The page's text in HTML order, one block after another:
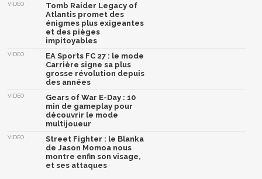
VIDÉO
Tomb Raider Legacy of
Atlantis promet des
énigmes plus exigeantes
et des pièges
impitoyables
VIDÉO
EA Sports FC 27 : le mode
Carrière signe sa plus
grosse révolution depuis
des années
VIDÉO
Gears of War E-Day : 10
min de gameplay pour
découvrir le mode
multijoueur
VIDÉO
Street Fighter : le Blanka
de Jason Momoa nous
montre enfin son visage,
et ses attaques